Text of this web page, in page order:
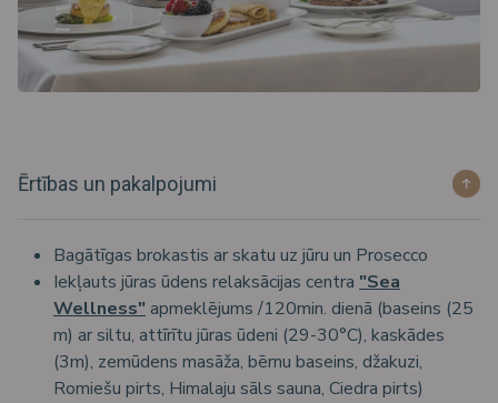
Ērtības un pakalpojumi
Bagātīgas brokastis ar skatu uz jūru un Prosecco
Iekļauts jūras ūdens relaksācijas centra "Sea
Wellness"apmeklējums /120min. dienā (baseins (25
m) ar siltu, attīrītu jūras ūdeni (29-30°C), kaskādes
(3m), zemūdens masāža, bērnu baseins, džakuzi,
Romiešu pirts, Himalaju sāls sauna, Ciedra pirts)